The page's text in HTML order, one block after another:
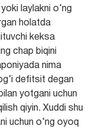
laylakni o‘ng
holatda
keksa
chap biqini
nima
defitsit degan
yotgani uchun
qiyin. Xuddi shu
uchun o‘ng oyoq